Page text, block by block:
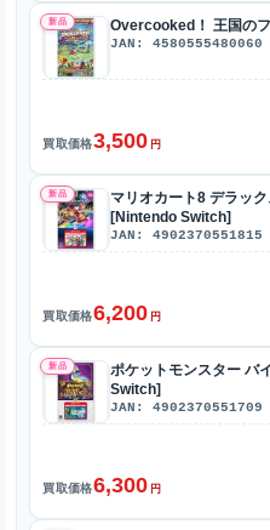
新品 Overcooked！ 王国の
JAN: 4580555480060
買取価格3,500 円
新品
マリオカート8 デラッ
[Nintendo Switch]
JAN: 4902370551815
買取価格6,200 円
新品
ポケットモンスター バ
Switch]
JAN: 4902370551709
買取価格6,300 円